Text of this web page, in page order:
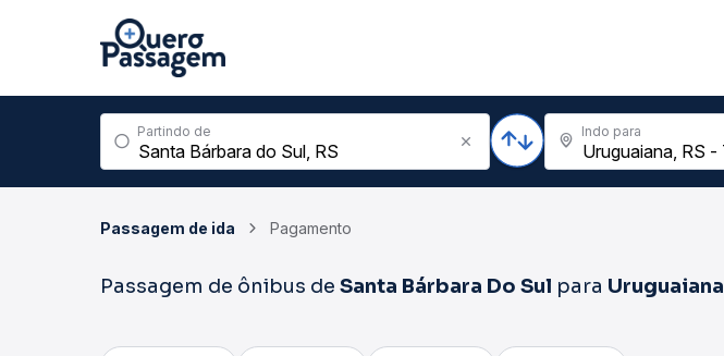
Partindo de Indo para
Passagem de ida Pagamento
Passagem de ônibus de Santa Bárbara Do Sul para Uruguaiana